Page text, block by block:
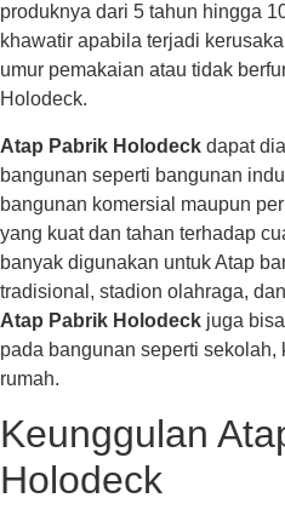
produknya dari 5 tahun hingga
khawatir apabila terjadi
umur pemakaian atau tidak
Holodeck.
Atap Pabrik Holodeck dapat
bangunan seperti bangunan
bangunan komersial maupun
yang kuat dan tahan terhadap
banyak digunakan untuk Atap
tradisional, stadion olahraga,
Atap Pabrik Holodeck juga
pada bangunan seperti sekolah,
rumah.
Keunggulan
Holodeck